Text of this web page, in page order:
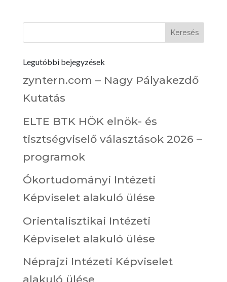
Legutóbbi bejegyzések
zyntern.com – Nagy Pályakezdő
Kutatás
ELTE BTK HÖK elnök- és
tisztségviselő választások 2026 –
programok
Ókortudományi Intézeti
Képviselet alakuló ülése
Orientalisztikai Intézeti
Képviselet alakuló ülése
Néprajzi Intézeti Képviselet
alakuló ülése